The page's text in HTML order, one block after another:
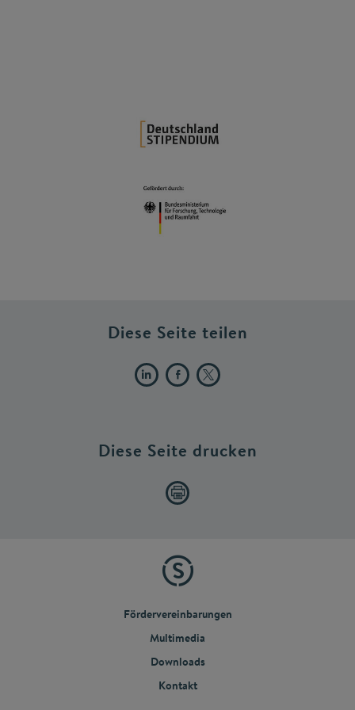
Diese Seite teilen
Diese Seite drucken
Fördervereinbarungen
Multimedia
Downloads
Kontakt